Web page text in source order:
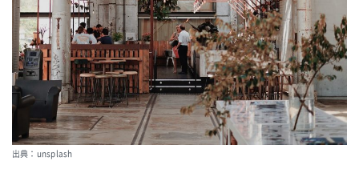
出典：unsplash